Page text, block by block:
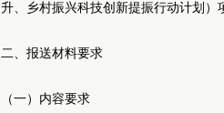
升、乡村振兴科技创新提振行动计划）
二、报送材料要求
（一）内容要求